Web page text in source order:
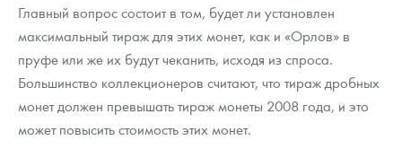
Главный вопрос состоит в том, будет ли установлен
максимальный тираж для этих монет, как и «Орлов» в
пруфе или же их будут чеканить, исходя из спроса.
Большинство коллекционеров считают, что тираж дробных
монет должен превышать тираж монеты 2008 года, и это
может повысить стоимость этих монет.